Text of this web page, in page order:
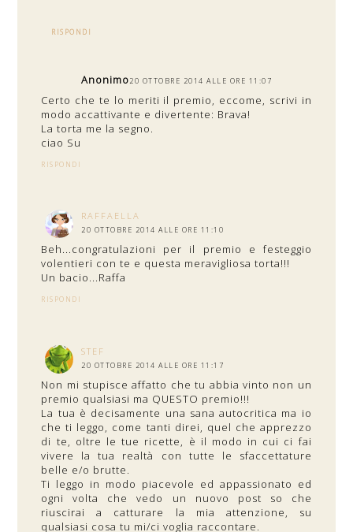
RISPONDI
Anonimo20 OTTOBRE 2014 ALLE ORE 11:07
Certo che te lo meriti il premio, eccome, scrivi in
modo accattivante e divertente: Brava!
La torta me la segno.
ciao Su
RISPONDI
RAFFAELLA
20 OTTOBRE 2014 ALLE ORE 11:10
Beh...congratulazioni per il premio e festeggio
volentieri con te e questa meravigliosa torta!!!
Un bacio...Raffa
RISPONDI
STEF
20 OTTOBRE 2014 ALLE ORE 11:17
Non mi stupisce affatto che tu abbia vinto non un
premio qualsiasi ma QUESTO premio!!!
La tua è decisamente una sana autocritica ma io
che ti leggo, come tanti direi, quel che apprezzo
di te, oltre le tue ricette, è il modo in cui ci fai
vivere la tua realtà con tutte le sfaccettature
belle e/o brutte.
Ti leggo in modo piacevole ed appassionato ed
ogni volta che vedo un nuovo post so che
riuscirai a catturare la mia attenzione, su
qualsiasi cosa tu mi/ci voglia raccontare.